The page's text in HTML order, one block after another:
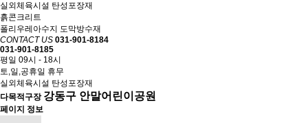
실외체육시설 탄성포장재
흙콘크리트
폴리우레아수지 도막방수재
CONTACT US 031-901-8184
031-901-8185
평일 09시 - 18시
토,일,공휴일 휴무
실외체육시설 탄성포장재
다목적구장 강동구 안말어린이공원
페이지 정보